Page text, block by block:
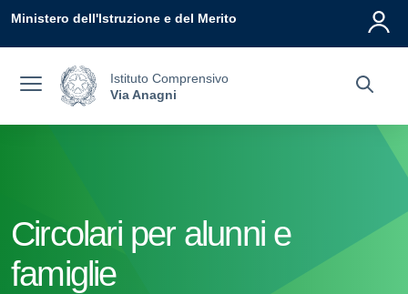
Ministero dell'Istruzione e del Merito
Istituto Comprensivo
Via Anagni
Circolari per alunni e
famiglie